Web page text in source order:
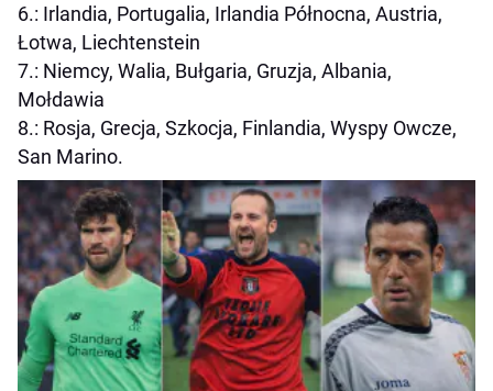
6.: Irlandia, Portugalia, Irlandia Północna, Austria,
Łotwa, Liechtenstein
7.: Niemcy, Walia, Bułgaria, Gruzja, Albania,
Mołdawia
8.: Rosja, Grecja, Szkocja, Finlandia, Wyspy Owcze,
San Marino.